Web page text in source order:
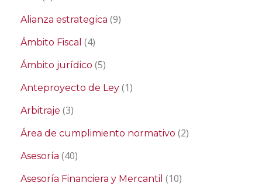
Alianza estrategica (9)
Ámbito Fiscal (4)
Ámbito jurídico (5)
Anteproyecto de Ley (1)
Arbitraje (3)
Área de cumplimiento normativo (2)
Asesoría (40)
Asesoría Financiera y Mercantil (10)